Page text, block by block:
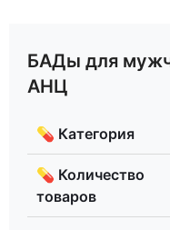
БАДы для
АНЦ
💊 Категория
💊 Количество
товаров